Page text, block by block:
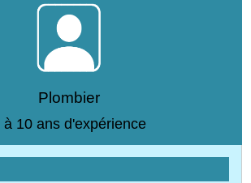
Plombier
à 10 ans d'expérience